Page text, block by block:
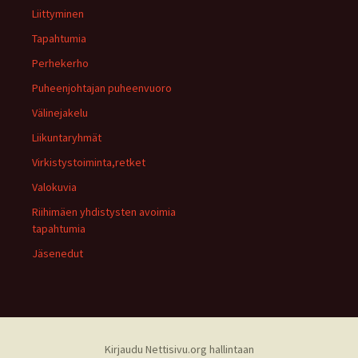
Liittyminen
Tapahtumia
Perhekerho
Puheenjohtajan puheenvuoro
Välinejakelu
Liikuntaryhmät
Virkistystoiminta,retket
Valokuvia
Riihimäen yhdistysten avoimia
tapahtumia
Jäsenedut
Kirjaudu Nettisivu.org hallintaan